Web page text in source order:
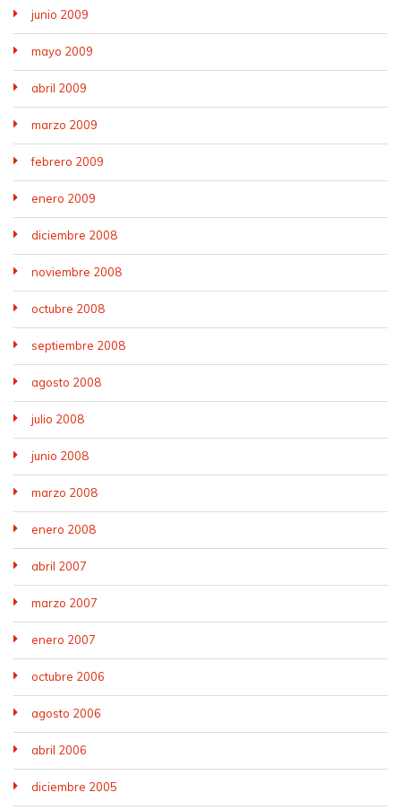
junio 2009
mayo 2009
abril 2009
marzo 2009
febrero 2009
enero 2009
diciembre 2008
noviembre 2008
octubre 2008
septiembre 2008
agosto 2008
julio 2008
junio 2008
marzo 2008
enero 2008
abril 2007
marzo 2007
enero 2007
octubre 2006
agosto 2006
abril 2006
diciembre 2005